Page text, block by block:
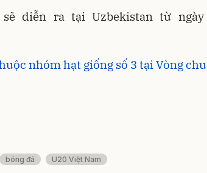
sẽ diễn ra tại Uzbekistan từ
nhóm hạt giống số 3 tại Vòng
bóng đá U20 Việt Nam